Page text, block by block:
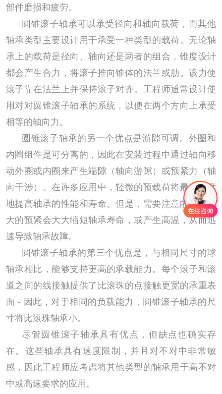
部件磨损和疲劳。
圆锥滚子轴承可以承受径向和轴向载荷，而其他
轴承类型主要设计用于承受一种类型的载荷。无论轴
承上的载荷是径向、轴向还是两者的组合，锥度设计
都会产生合力，将滚子推向锥体的法兰或肋。该力使
滚子靠在法兰上并保持滚子对齐。工程师通常设计使
用对对圆锥滚子轴承的系统，以便在两个方向上承受
相等的轴向力。
圆锥滚子轴承的另一个优点是游隙可调。外圈和
内圈组件是可分离的，因此在安装过程中通过轴向移
动外圈或内圈来产生端隙（轴向游隙）或预紧力（轴
向干涉）。在许多应用中，轻微的预载荷将最大限度
地提高轴承的性能和寿命。但是，需要注意的是：过
大的预紧会大大缩短轴承寿命，或产生高温，从而迅
速导致轴承故障。
圆锥滚子轴承的第三个优点是，与相同尺寸的球
轴承相比，能够支持更高的承载能力。每个滚子和滚
道之间的线接触提供了比滚珠的点接触更宽的承重表
面 - 因此，对于相同的负载能力，圆锥滚子轴承的尺
寸将比滚珠轴承小。
尽管圆锥滚子轴承具有优点，但缺点也确实存
在。这些轴承具有速度限制，并且对不对中非常敏
感，因此工程师应考虑将其他类型的轴承用于高不对
中或高速要求的应用。